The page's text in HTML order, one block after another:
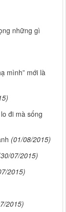
những gì
mình” mới là
đi mà sống
(01/08/2015)
07/2015)
2015)
2015)